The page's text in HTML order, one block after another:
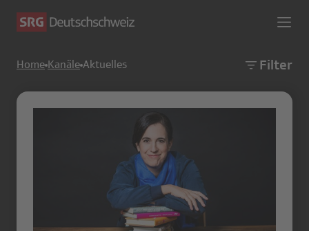
Home Kanäle Aktuelles Filter